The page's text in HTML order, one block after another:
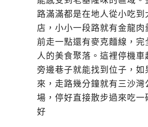
路滿滿都是在地人從小吃到
店，小小一段路就有金龍肉
前走一點還有麥克麵線，完
人的美食聚落。這裡停機車
旁邊巷子就能找到位子，如
來，走路幾分鐘就有三沙灣
場，停好直接散步過來吃一
好